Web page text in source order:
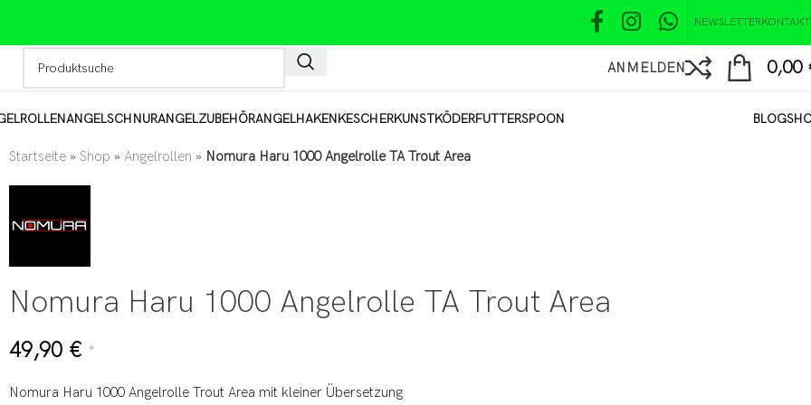
NEWSLETTERKONTAKT
ANMELDEN 0,00
ANGELSCHNURANGELZUBEHÖRANGELHAKENKESCHERKUNSTKÖDERFUTTERSPOON BLOG
Startseite » Shop » Angelrollen » Nomura Haru 1000 Angelrolle TA Trout Area
Nomura Haru 1000 Angelrolle TA Trout Area
49,90 € *
Nomura Haru 1000 Angelrolle Trout Area mit kleiner Übersetzung